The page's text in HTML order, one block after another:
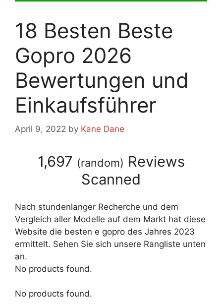
18 Besten Beste
Gopro 2026
Bewertungen und
Einkaufsführer
April 9, 2022 by Kane Dane
1,697 (random) Reviews
Scanned
Nach stundenlanger Recherche und dem
Vergleich aller Modelle auf dem Markt hat diese
Website die besten e gopro des Jahres 2023
ermittelt. Sehen Sie sich unsere Rangliste unten
an.
No products found.
No products found.